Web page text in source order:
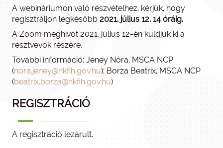
A webináriumon való részvételhez, kérjük, hogy
regisztráljon legkésőbb 2021. július 12. 14 óráig.
A Zoom meghívót 2021. július 12-én küldjük ki a
résztvevők részére.
További információ: Jeney Nóra, MSCA NCP
(nora.jeney@nkfih.gov.hu); Borza Beatrix, MSCA NCP
(beatrix.borza@nkfih.gov.hu)
REGISZTRÁCIÓ
A regisztráció lezárult.